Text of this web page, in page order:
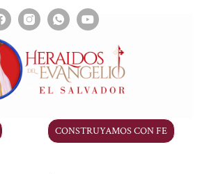
CONSTRUYAMOS CON FE